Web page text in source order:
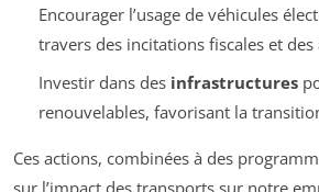
Encourager l’usage de véhicules
travers des incitations fiscales et des
Investir dans des infrastructures
renouvelables, favorisant la
Ces actions, combinées à des
sur l’impact des transports sur notre